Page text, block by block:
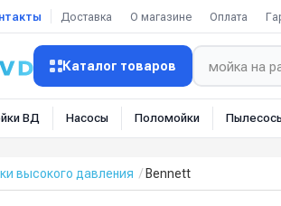
Доставка О магазине Оплата
Каталог товаров
ВД Насосы Поломойки
высокого давления Bennett